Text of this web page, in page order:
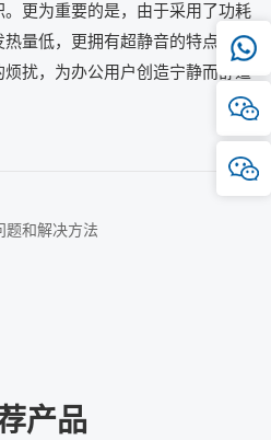
更为重要的是，由于采用了功耗
量低，更拥有超静音的特点，可
扰，为办公用户创造宁静而舒适
题和解决方法
产品